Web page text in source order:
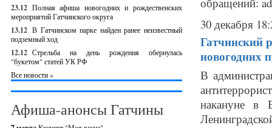
23.12 Полная афиша новогодних и рождественских
мероприятий Гатчинского округа
13.12 В Гатчинском парке найден ранее неизвестный
подземный ход
12.12 Стрельба на день рождения обернулась
"букетом" статей УК РФ
Все новости »
Афиша-анонсы Гатчины
30 декабря
Гатчинский
новогодних
В
накануне в